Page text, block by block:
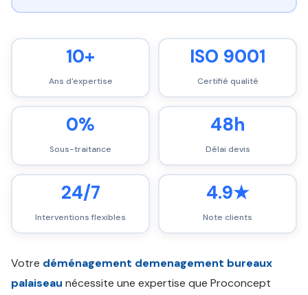
10+
Ans d'expertise
ISO 9001
Certifié qualité
0%
Sous-traitance
48h
Délai devis
24/7
Interventions flexibles
4.9★
Note clients
Votre déménagement demenagement bureaux
palaiseau nécessite une expertise que Proconcept